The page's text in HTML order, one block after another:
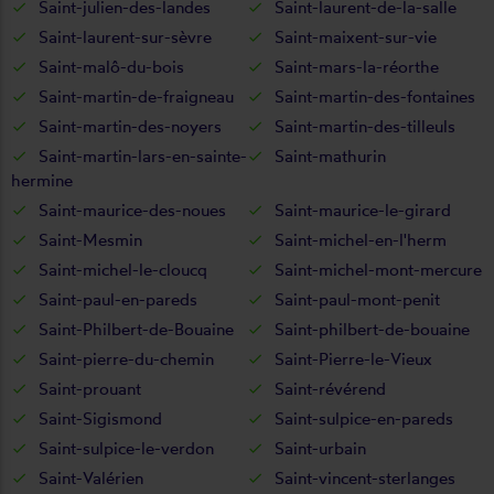
Saint-julien-des-landes
Saint-laurent-de-la-salle
Saint-laurent-sur-sèvre
Saint-maixent-sur-vie
Saint-malô-du-bois
Saint-mars-la-réorthe
Saint-martin-de-fraigneau
Saint-martin-des-fontaines
Saint-martin-des-noyers
Saint-martin-des-tilleuls
Saint-martin-lars-en-sainte-
hermine
Saint-mathurin
Saint-maurice-des-noues
Saint-maurice-le-girard
Saint-Mesmin
Saint-michel-en-l'herm
Saint-michel-le-cloucq
Saint-michel-mont-mercure
Saint-paul-en-pareds
Saint-paul-mont-penit
Saint-Philbert-de-Bouaine
Saint-philbert-de-bouaine
Saint-pierre-du-chemin
Saint-Pierre-le-Vieux
Saint-prouant
Saint-révérend
Saint-Sigismond
Saint-sulpice-en-pareds
Saint-sulpice-le-verdon
Saint-urbain
Saint-Valérien
Saint-vincent-sterlanges